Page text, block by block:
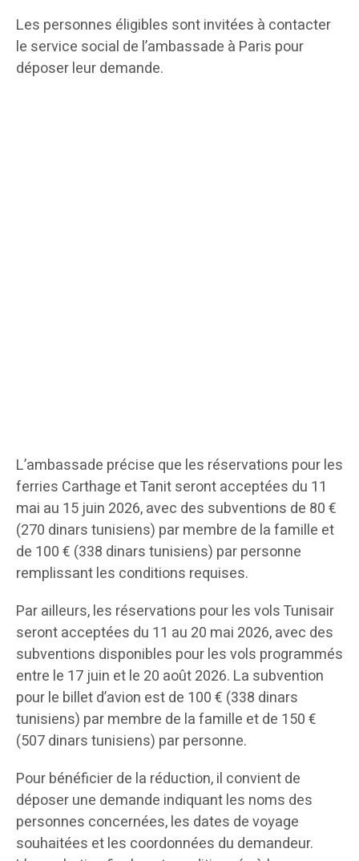
Les personnes éligibles sont invitées à contacter
le service social de l’ambassade à Paris pour
déposer leur demande.
L’ambassade précise que les réservations pour les
ferries Carthage et Tanit seront acceptées du 11
mai au 15 juin 2026, avec des subventions de 80 €
(270 dinars tunisiens) par membre de la famille et
de 100 € (338 dinars tunisiens) par personne
remplissant les conditions requises.
Par ailleurs, les réservations pour les vols Tunisair
seront acceptées du 11 au 20 mai 2026, avec des
subventions disponibles pour les vols programmés
entre le 17 juin et le 20 août 2026. La subvention
pour le billet d’avion est de 100 € (338 dinars
tunisiens) par membre de la famille et de 150 €
(507 dinars tunisiens) par personne.
Pour bénéficier de la réduction, il convient de
déposer une demande indiquant les noms des
personnes concernées, les dates de voyage
souhaitées et les coordonnées du demandeur.